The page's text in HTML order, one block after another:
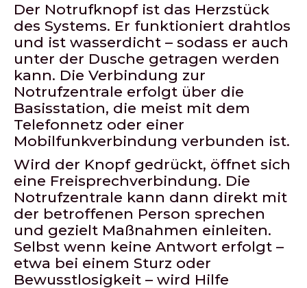
Der Notrufknopf ist das Herzstück
des Systems. Er funktioniert drahtlos
und ist wasserdicht – sodass er auch
unter der Dusche getragen werden
kann. Die Verbindung zur
Notrufzentrale erfolgt über die
Basisstation, die meist mit dem
Telefonnetz oder einer
Mobilfunkverbindung verbunden ist.
Wird der Knopf gedrückt, öffnet sich
eine Freisprechverbindung. Die
Notrufzentrale kann dann direkt mit
der betroffenen Person sprechen
und gezielt Maßnahmen einleiten.
Selbst wenn keine Antwort erfolgt –
etwa bei einem Sturz oder
Bewusstlosigkeit – wird Hilfe